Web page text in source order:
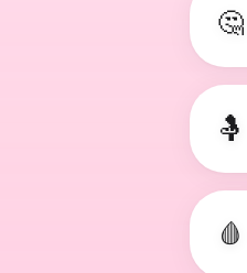
🤔
🤱
🩸